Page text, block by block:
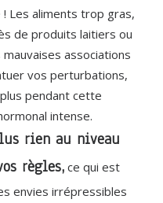
Les aliments trop gras,
de produits laitiers ou
associations
vos perturbations,
pendant cette
intense.
rien au niveau
règles, ce qui est
envies irrépressibles